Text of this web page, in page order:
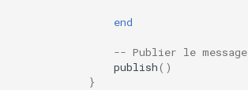
end
-- Publier le message
publish()
}